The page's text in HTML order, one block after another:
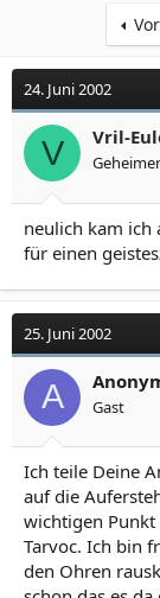
e
l
l
e
s
t
e
l
t
a
24. Juni 2002
V Vril-
neulich kam ich
für einen
25. Juni 2002
A Gast
Ich teile Deine
auf die
wichtigen
Tarvoc. Ich bin
den Ohren